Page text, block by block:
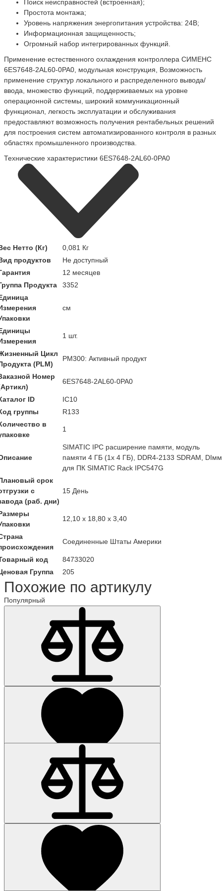
Поиск неисправностей (встроенная);
Простота монтажа;
Уровень напряжения энергопитания устройства: 24В;
Информационная защищенность;
Огромный набор интегрированных функций.
Применение естественного охлаждения контроллера СИМЕНС
6ES7648-2AL60-0PA0, модульная конструкция, Возможность
применение структур локального и распределенного вывода/
ввода, множество функций, поддерживаемых на уровне
операционной системы, широкий коммуникационный
функционал, легкость эксплуатации и обслуживания
предоставляют возможность получения рентабельных решений
для построения систем автоматизированного контроля в разных
областях промышленного производства.
Технические характеристики 6ES7648-2AL60-0PA0
Нетто (Кг)
0,081 Кг
продуктов
Не доступный
12 месяцев
Продукта
3352
см
1 шт.
Цикл
(PLM)
PM300: Активный продукт
Номер
6ES7648-2AL60-0PA0
ID
IC10
группы
R133
в
1
SIMATIC IPC расширение памяти, модуль
памяти 4 ГБ (1x 4 ГБ), DDR4-2133 SDRAM,
для ПК SIMATIC Rack IPC547G
срок
с
(раб. дни)
15 День
12,10 x 18,80 x 3,40
Соединенные Штаты Америки
код
84733020
Группа
205
Похожие по артикулу
Популярный